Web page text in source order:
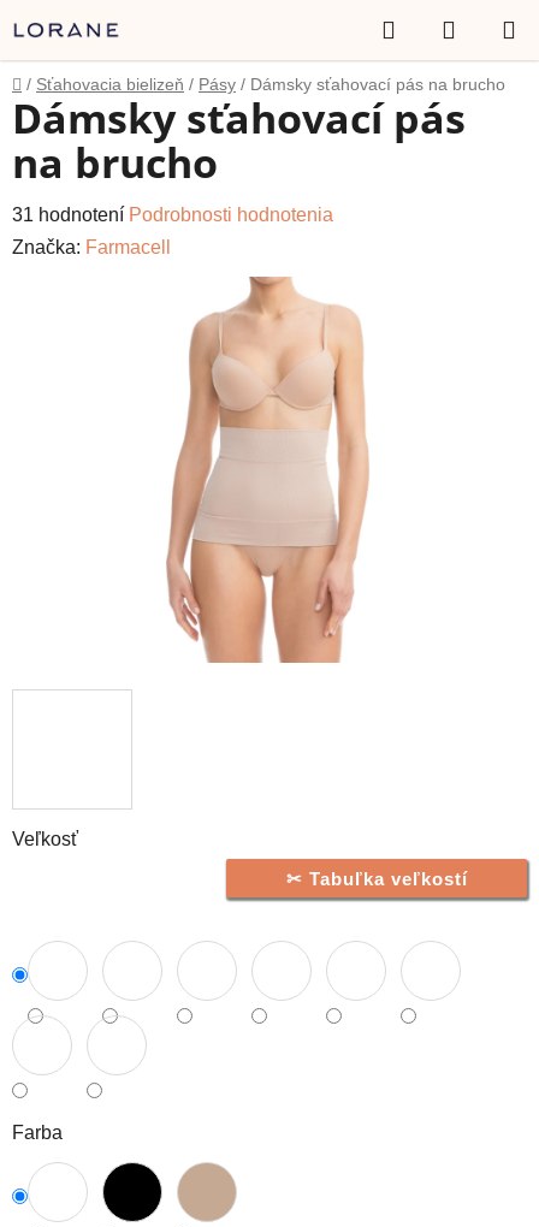
na
obsah
Hľadať
KOŠÍK
Domov
/ Sťahovacia bielizeň / Pásy / Dámsky sťahovací pás na brucho
Tabuľka veľkostí
Veľkosť
Farba
Dámsky sťahovací pás
na brucho
Priemerné
hodnotenie
31 hodnotení Podrobnosti hodnotenia
Značka: Farmacell